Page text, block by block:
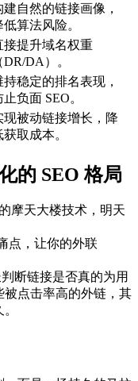
建自然的链接画像，
低算法风险。
接提升域名权重
DR/DA）。
持稳定的排名表现，
止负面 SEO。
现被动链接增长，降
获取成本。
的 SEO 格局
摩天大楼技术，明天
点，让你的外联
断链接是否真的为用
被点击率高的外链，其